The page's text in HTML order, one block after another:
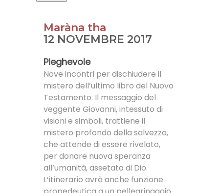
Maràna tha
12 NOVEMBRE 2017
Pieghevole
Nove incontri per dischiudere il
mistero dell’ultimo libro del Nuovo
Testamento. Il messaggio del
veggente Giovanni, intessuto di
visioni e simboli, trattiene il
mistero profondo della salvezza,
che attende di essere rivelato,
per donare nuova speranza
all’umanità, assetata di Dio.
L’itinerario avrà anche funzione